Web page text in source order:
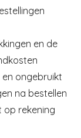
en de
ongebruikt
na bestellen
op rekening